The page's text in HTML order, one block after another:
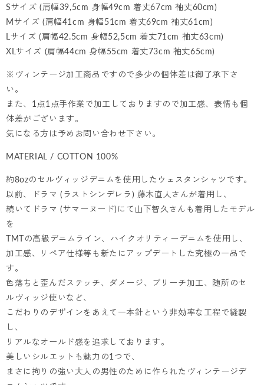
Sサイズ (肩幅39,5cm 身幅49cm 着丈67cm 袖丈60cm)
Mサイズ (肩幅41cm 身幅51cm 着丈69cm 袖丈61cm)
Lサイズ (肩幅42.5cm 身幅52,5cm 着丈71cm 袖丈63cm)
XLサイズ (肩幅44cm 身幅55cm 着丈73cm 袖丈65cm)
※ヴィンテージ加工商品ですので多少の個体差は御了承下さ
い。
また、1点1点手作業で加工しておりますので加工感、表情も個
体差がございます。
気になる方は予めお問い合わせ下さい。
MATERIAL / COTTON 100%
約8ozのセルヴィッジデニムを使用したウェスタンシャツです。
以前、ドラマ (ラストシンデレラ) 藤木直人さんが着用し、
続いてドラマ (サマーヌード)にて山下智久さんも着用したモデル
を
TMTの高級デニムライン、ハイクオリティーデニムを使用し、
加工感、リペア仕様等も新たにアップデートした究極の一品で
す。
色落ちと歪んだステッチ、ダメージ、ブリーチ加工、随所のセ
ルヴィッジ使いなど、
こだわりのデザインをあえて一本針という非効率な工程で縫製
し、
リアルなオールド感を追求しております。
美しいシルエットも魅力の1つで、
まさに拘りの強い大人の男性のために作られたヴィンテージデ